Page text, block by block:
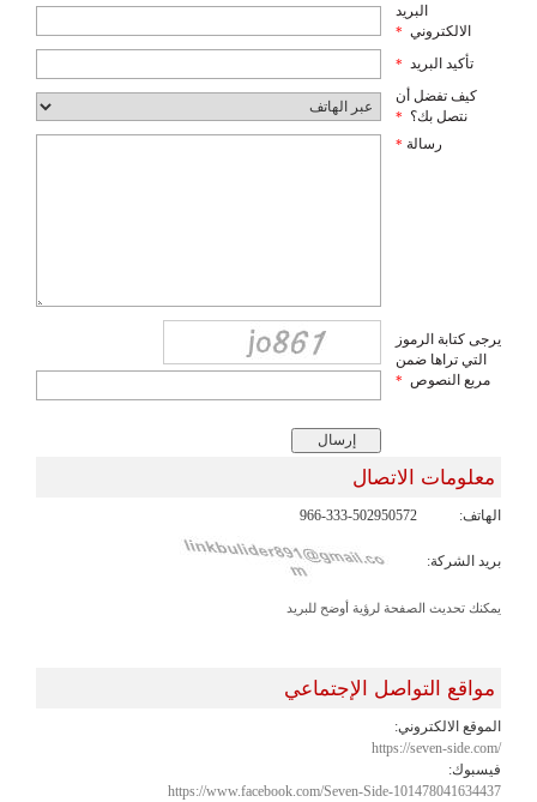
البريد
الالكتروني *
تأكيد البريد *
كيف تفضل أن
نتصل بك؟ *
رسالة *
يرجى كتابة الرموز
التي تراها ضمن
مربع النصوص *
معلومات الاتصال
الهاتف: 966-333-502950572
بريد الشركة:
يمكنك تحديث الصفحة لرؤية أوضح للبريد
مواقع التواصل الإجتماعي
الموقع الالكتروني:
https://seven-side.com/
فيسبوك:
https://www.facebook.com/Seven-Side-101478041634437